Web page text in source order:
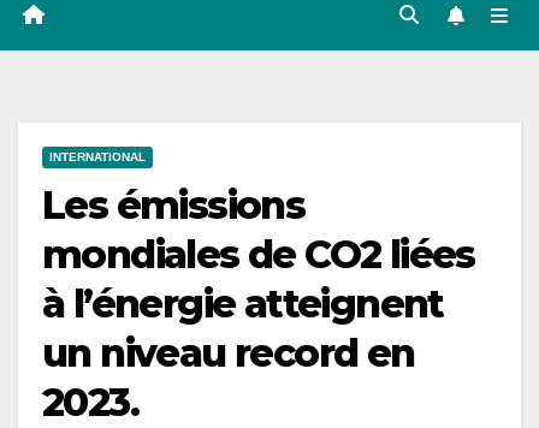
INTERNATIONAL
Les émissions
mondiales de CO2 liées
à l’énergie atteignent
un niveau record en
2023.